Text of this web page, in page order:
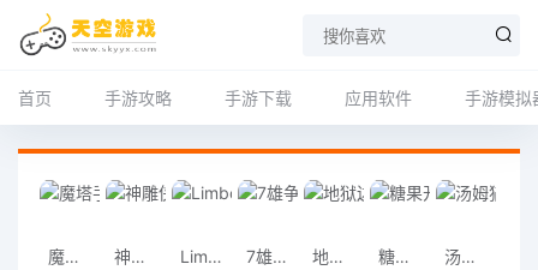
首页 手游攻略 手游下载 应用软件 手游模拟
魔塔手机版APP 神雕侠侣手机版 Limbo虚拟机安卓版app 7雄争霸手机版 地狱边境安卓版 糖果开心传奇官方版 汤姆猫跑酷无限金币钻石版最新版